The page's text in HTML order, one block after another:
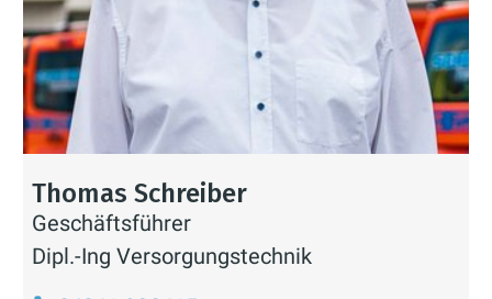
Thomas Schreiber
Geschäftsführer
Dipl.-Ing Versorgungstechnik